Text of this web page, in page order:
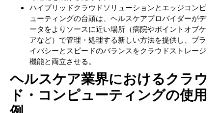
ハイブリッドクラウドソリューションとエッジコンピ
ューティングの台頭は、ヘルスケアプロバイダーがデ
ータをよりソースに近い場所（病院やポイントオブケ
アなど）で管理・処理する新しい方法を提供し、プラ
イバシーとスピードのバランスをクラウドストレージ
機能と両立させる。
ヘルスケア業界におけるクラウ
ド・コンピューティングの使用